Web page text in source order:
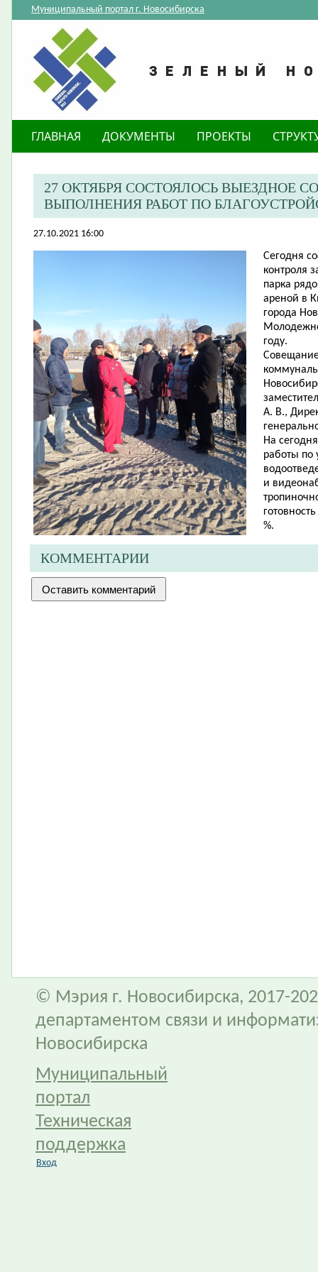
Муниципальный портал г. Новосибирска
ГЛАВНАЯ ДОКУМЕНТЫ ПРОЕКТЫ
27 ОКТЯБРЯ СОСТОЯЛОСЬ ВЫЕЗДНОЕ
ВЫПОЛНЕНИЯ РАБОТ ПО
27.10.2021 16:00
Сегодня
контроля
парка
ареной в
города
году.
А. В.,
На
работы по
и
%.
КОММЕНТАРИИ
© Мэрия г. Новосибирска, 2017-
департаментом связи и
Новосибирска
Муниципальный
портал
Техническая
поддержка
Вход